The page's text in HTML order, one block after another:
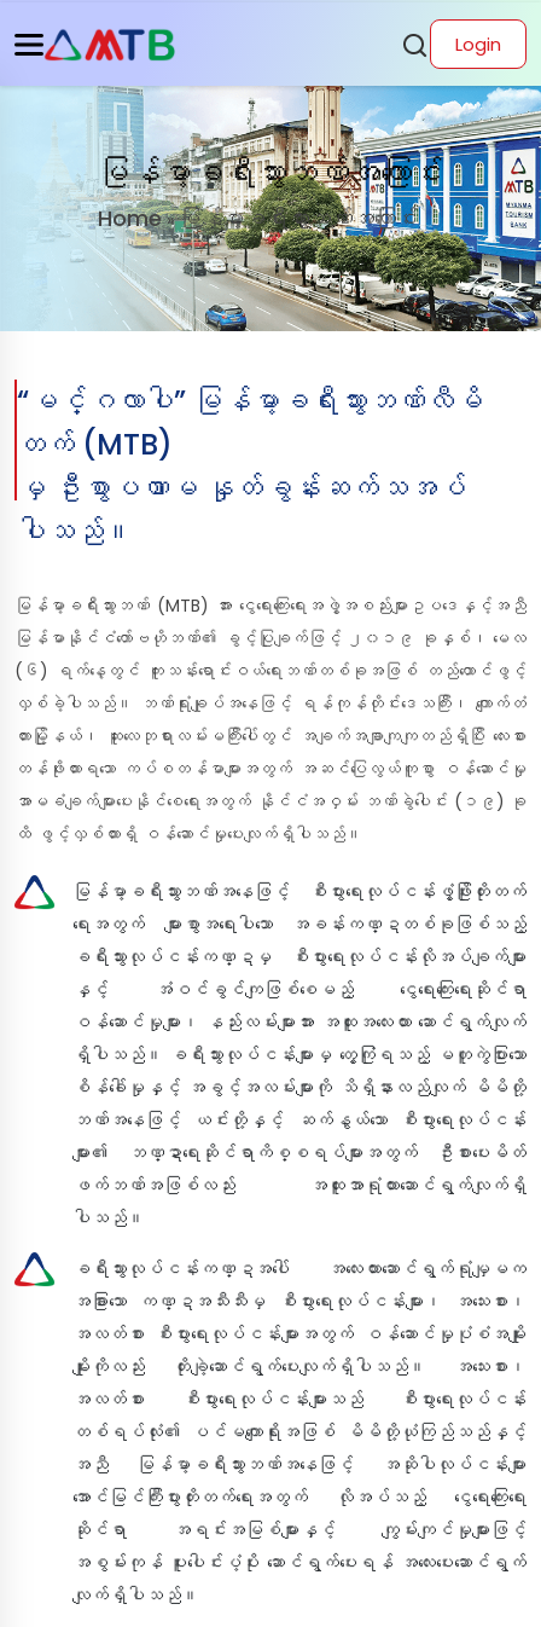
Login
မြန်မာ့ခရီးသွားဘဏ်အကြောင်း
Home»မြန်မာ့ခရီးသွားဘဏ်အကြောင်း
“မင်္ဂလာပါ” မြန်မာ့ခရီးသွားဘဏ်လီမိ
တက် (MTB)
မှ ဦးစွာပဏာမ နှုတ်ခွန်းဆက်သအပ်
ပါသည်။
မြန်မာ့ခရီးသွားဘဏ် (MTB) အား ငွေရေးကြေးရေးအဖွဲ့အစည်းများဥပဒေနှင့်အညီ
မြန်မာနိုင်ငံတော်ဗဟိုဘဏ်၏ ခွင့်ပြုချက်ဖြင့် ၂၀၁၉ ခုနှစ်၊ မေလ
(၆) ရက်နေ့တွင် ကူးသန်းရောင်းဝယ်ရေးဘဏ်တစ်ခုအဖြစ် တည်ထောင်ဖွင့်
လှစ်ခဲ့ပါသည်။ ဘဏ်ရုံးချုပ်အနေဖြင့် ရန်ကုန်တိုင်းဒေသကြီး၊ ကျောက်တံ
တားမြို့နယ်၊ ဆူးလေဘုရားလမ်းမကြီးပေါ်တွင် အချက်အချာကျကျတည်ရှိပြီး လေးစား
တန်ဖိုးထားရသော ကပ်စတန်မာများအတွက် အဆင်ပြေလွယ်ကူစွာ ဝန်ဆောင်မှု
အာမခံချက်များပေးနိုင်စေရေးအတွက် နိုင်ငံအဝှမ်း ဘဏ်ခွဲပေါင်း (၁၉) ခု
ထိ ဖွင့်လှစ်ထားရှိ ဝန်ဆောင်မှုပေးလျက်ရှိပါသည်။
မြန်မာ့ခရီးသွားဘဏ်အနေဖြင့် စီးပွားရေးလုပ်ငန်းဖွံ့ဖြိုးတိုးတက်
ရေးအတွက် များစွာအရေးပါသော အခန်းကဏ္ဍတစ်ခုဖြစ်သည့်
ခရီးသွားလုပ်ငန်းကဏ္ဍမှ စီးပွားရေးလုပ်ငန်းလိုအပ်ချက်များ
နှင့် အံဝင်ခွင်ကျဖြစ်စေမည့် ငွေရေးကြေးရေးဆိုင်ရာ
ဝန်ဆောင်မှုများ၊ နည်းလမ်းများအား အထူးအလေးထား ဆောင်ရွက်လျက်
ရှိပါသည်။ ခရီးသွားလုပ်ငန်းများမှ တွေ့ကြုံရသည့် မတူကွဲပြားသော
စိန်ခေါ်မှုနှင့် အခွင့်အလမ်းများကို သိရှိနားလည်လျက် မိမိတို့
ဘဏ်အနေဖြင့် ယင်းတို့နှင့် ဆက်နွယ်သော စီးပွားရေးလုပ်ငန်း
များ၏ ဘဏ္ဍာရေးဆိုင်ရာကိစ္စရပ်များအတွက် ဦးစားပေးမိတ်
ဖက်ဘဏ်အဖြစ်လည်း အထူးအာရုံထားဆောင်ရွက်လျက်ရှိ
ပါသည်။
ခရီးသွားလုပ်ငန်းကဏ္ဍအပေါ် အလေးထားဆောင်ရွက်ရုံမျှမက
အခြားသော ကဏ္ဍအသီးသီးမှ စီးပွားရေးလုပ်ငန်းများ၊ အသေးစား၊
အလတ်စား စီးပွားရေးလုပ်ငန်းများအတွက် ဝန်ဆောင်မှုပုံစံအမျိုး
မျိုးကိုလည်း တိုးချဲ့ဆောင်ရွက်ပေးလျက်ရှိပါသည်။ အသေးစား၊
အလတ်စား စီးပွားရေးလုပ်ငန်းများသည် စီးပွားရေးလုပ်ငန်း
တစ်ရပ်လုံး၏ ပင်မကျောရိုးအဖြစ် မိမိတို့ယုံကြည်သည်နှင့်
အညီ မြန်မာ့ခရီးသွားဘဏ်အနေဖြင့် အဆိုပါလုပ်ငန်းများ
အောင်မြင်ကြီးပွားတိုးတက်ရေးအတွက် လိုအပ်သည့် ငွေရေးကြေးရေး
ဆိုင်ရာ အရင်းအမြစ်များနှင့် ကျွမ်းကျင်မှုများဖြင့်
အစွမ်းကုန် ပူးပေါင်းပံ့ပိုး ဆောင်ရွက်ပေးရန် အလေးပေးဆောင်ရွက်
လျက်ရှိပါသည်။